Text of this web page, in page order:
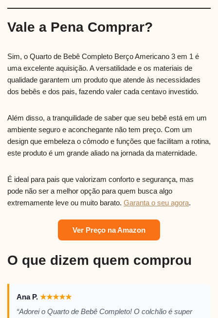
Vale a Pena Comprar?
Sim, o Quarto de Bebê Completo Berço Americano 3 em 1 é
uma excelente aquisição. A versatilidade e os materiais de
qualidade garantem um produto que atende às necessidades
dos bebês e dos pais, fazendo valer cada centavo investido.
Além disso, a tranquilidade de saber que seu bebê está em um
ambiente seguro e aconchegante não tem preço. Com um
design que embeleza o cômodo e funções que facilitam a rotina,
este produto é um grande aliado na jornada da maternidade.
É ideal para pais que valorizam conforto e segurança, mas
pode não ser a melhor opção para quem busca algo
extremamente leve ou muito barato. Garanta o seu agora.
Ver Preço na Amazon
O que dizem quem comprou
Ana P. ★★★★★
“Adorei o Quarto de Bebê Completo! O colchão é super